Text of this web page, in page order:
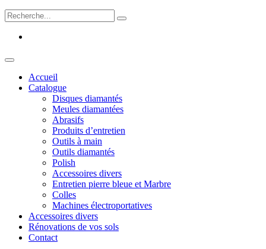
Accueil
Catalogue
Disques diamantés
Meules diamantées
Abrasifs
Produits d’entretien
Outils à main
Outils diamantés
Polish
Accessoires divers
Entretien pierre bleue et Marbre
Colles
Machines électroportatives
Accessoires divers
Rénovations de vos sols
Contact